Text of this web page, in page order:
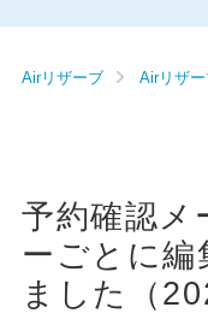
Airリザーブ Airリザ
予約確認メ
ーごとに編
ました（